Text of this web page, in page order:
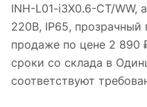
INH-L01-i3X0.6-CT/WW,
220В, IP65,
продаже по цене 2 890
сроки со склада в
соответствуют